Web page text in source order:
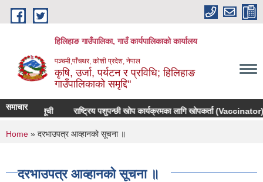
Skip to main content
हिलिहाङ गाउँपालिका, गाउँ कार्यपालिकाको कार्यालय
पञ्चमी,पाँचथर, कोशी प्रदेश, नेपाल
कृषि, उर्जा, पर्यटन र प्रविधि; हिलिहाङ
गाउँपालिकाको समृद्दि"
समाचार सूची राष्ट्रिय पशुपन्छी खोप कार्यक्रमका लागि खोपकर्ता
You are here
Home » दरभाउपत्र आव्हानको सूचना ॥
दरभाउपत्र आव्हानको सूचना ॥